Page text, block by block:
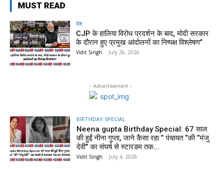
MUST READ
देश
CJP के हालिया विरोध प्रदर्शन के बाद, मोदी सरकार
के दौरान हुए प्रमुख आंदोलनों का निष्पक्ष विश्लेषण”
Vidit Singh - July 26, 2026
- Advertisement -
BIRTHDAY SPECIAL
Neena gupta Birthday Special: 67 साल
की हुईं नीना गुप्ता, जाने कैसा रहा ” पंचायत “की “मंजु
देवी” का संघर्ष से स्टारडम तक...
Vidit Singh - July 4, 2026